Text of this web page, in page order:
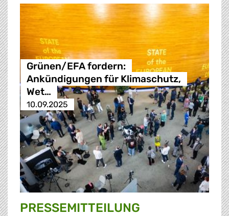
Grünen/EFA fordern:
Ankündigungen für Klimaschutz,
Wet…
10.09.2025
PRESSE­MITTEILUNG